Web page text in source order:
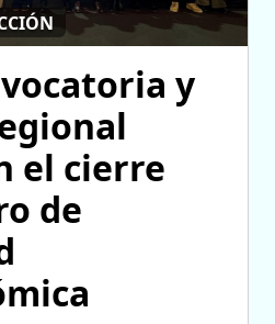
y
el cierre
de